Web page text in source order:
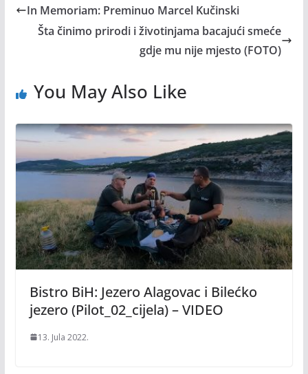
In Memoriam: Preminuo Marcel Kučinski
Šta činimo prirodi i životinjama bacajući smeće
gdje mu nije mjesto (FOTO)
You May Also Like
Bistro BiH: Jezero Alagovac i Bilećko
jezero (Pilot_02_cijela) – VIDEO
13. Jula 2022.